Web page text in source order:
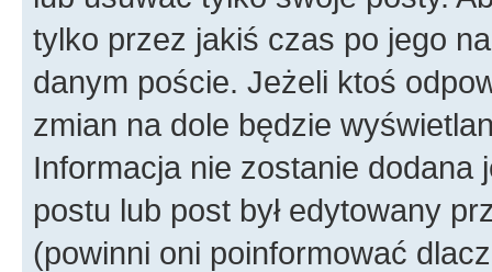
tylko przez jakiś czas po jego
danym poście. Jeżeli ktoś
zmian na dole będzie
Informacja nie zostanie dodana
postu lub post był edytowany
(powinni oni poinformować